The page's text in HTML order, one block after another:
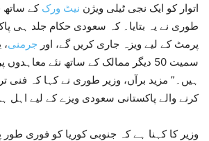
اتوار کو ایک نجی ٹیلی ویژن نیٹ ورک کے
طوری نے یہ بتایا۔ کہ سعودی حکام جلد ہی
پرمٹ کے لیے ویزہ جاری کریں گے، اور جرمنی،
سمیت 50 دیگر ممالک کے ساتھ نئے
ہیں۔” مزید برآں، وزیر طوری نے کہا کہ فنی
کرنے والے پاکستانی سعودی ویزے کے لیے اہل
وزیر کا کہنا ہے کہ جنوبی کوریا کو فوری طور